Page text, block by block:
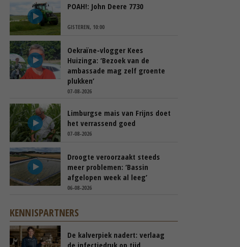
POAH!: John Deere 7730
GISTEREN, 10:00
Oekraïne-vlogger Kees
Huizinga: ‘Bezoek van de
ambassade mag zelf groente
plukken’
07-08-2026
Limburgse mais van Frijns doet
het verrassend goed
07-08-2026
Droogte veroorzaakt steeds
meer problemen: ‘Bassin
afgelopen week al leeg’
06-08-2026
KENNISPARTNERS
De kalverpiek nadert: verlaag
de infectiedruk op tijd